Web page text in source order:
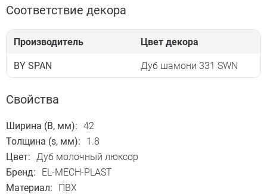
Соответствие декора
Производитель Цвет декора
BY SPAN Дуб шамони 331 SWN
Свойства
Ширина (B, мм): 42
Толщина (s, мм):
1.8
Цвет: Дуб молочный люксор
Бренд:
EL-MECH-PLAST
Материал:
ПВХ